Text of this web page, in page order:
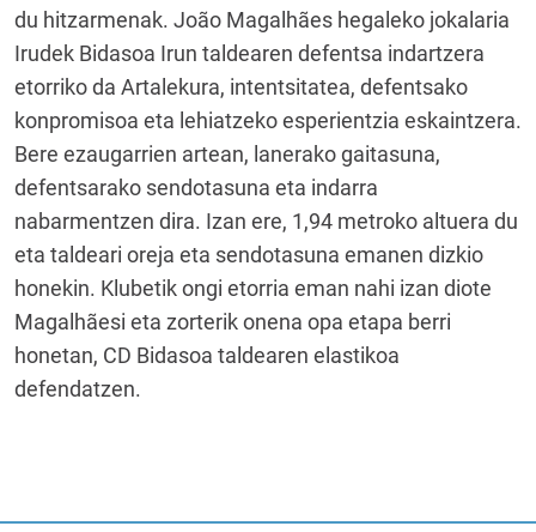
du hitzarmenak. João Magalhães hegaleko jokalaria
Irudek Bidasoa Irun taldearen defentsa indartzera
etorriko da Artalekura, intentsitatea, defentsako
konpromisoa eta lehiatzeko esperientzia eskaintzera.
Bere ezaugarrien artean, lanerako gaitasuna,
defentsarako sendotasuna eta indarra
nabarmentzen dira. Izan ere, 1,94 metroko altuera du
eta taldeari oreja eta sendotasuna emanen dizkio
honekin. Klubetik ongi etorria eman nahi izan diote
Magalhãesi eta zorterik onena opa etapa berri
honetan, CD Bidasoa taldearen elastikoa
defendatzen.